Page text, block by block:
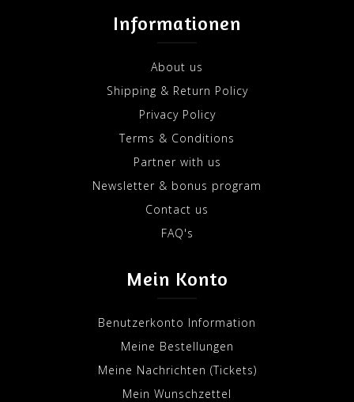
Informationen
About us
Shipping & Return Policy
Privacy Policy
Terms & Conditions
Partner with us
Newsletter & bonus program
Contact us
FAQ's
Mein Konto
Benutzerkonto Information
Meine Bestellungen
Meine Nachrichten (Tickets)
Mein Wunschzettel